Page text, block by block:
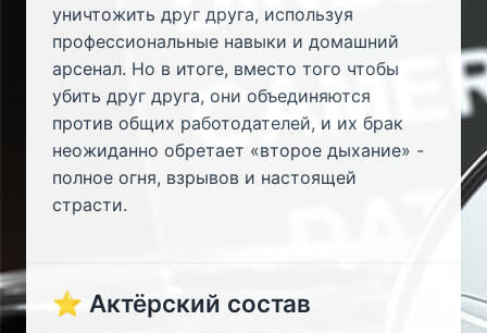
уничтожить друг друга, используя
профессиональные навыки и домашний
арсенал. Но в итоге, вместо того чтобы
убить друг друга, они объединяются
против общих работодателей, и их брак
неожиданно обретает «второе дыхание» -
полное огня, взрывов и настоящей
страсти.
⭐ Актёрский состав